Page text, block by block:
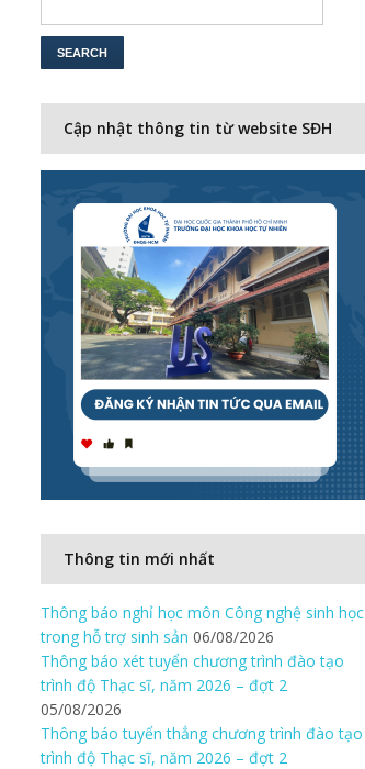
Cập nhật thông tin từ website SĐH
Thông tin mới nhất
Thông báo nghỉ học môn Công nghệ sinh học
trong hỗ trợ sinh sản 06/08/2026
Thông báo xét tuyển chương trình đào tạo
trình độ Thạc sĩ, năm 2026 – đợt 2
05/08/2026
Thông báo tuyển thẳng chương trình đào tạo
trình độ Thạc sĩ, năm 2026 – đợt 2